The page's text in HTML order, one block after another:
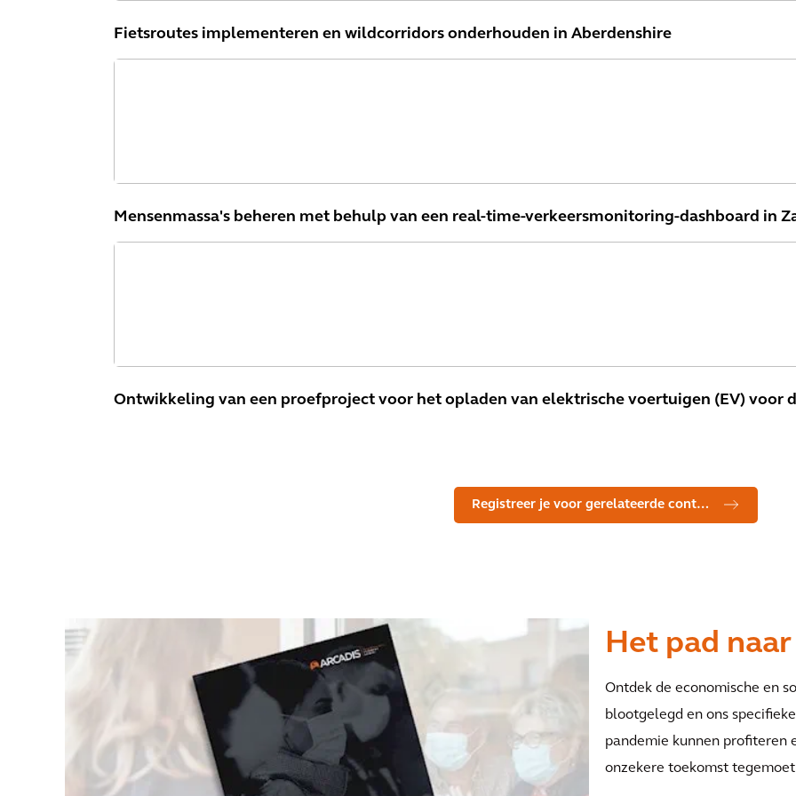
Fietsroutes implementeren en wildcorridors onderhouden in Aberdenshire
Mensenmassa's beheren met behulp van een real-time-verkeersmonitoring-dashboard in
Ontwikkeling van een proefproject voor het opladen van elektrische voertuigen (EV) voor
Registreer je voor gerelateerde content
Het pad
Ontdek de economische en
blootgelegd en ons
pandemie kunnen profiteren
onzekere toekomst tegemoet